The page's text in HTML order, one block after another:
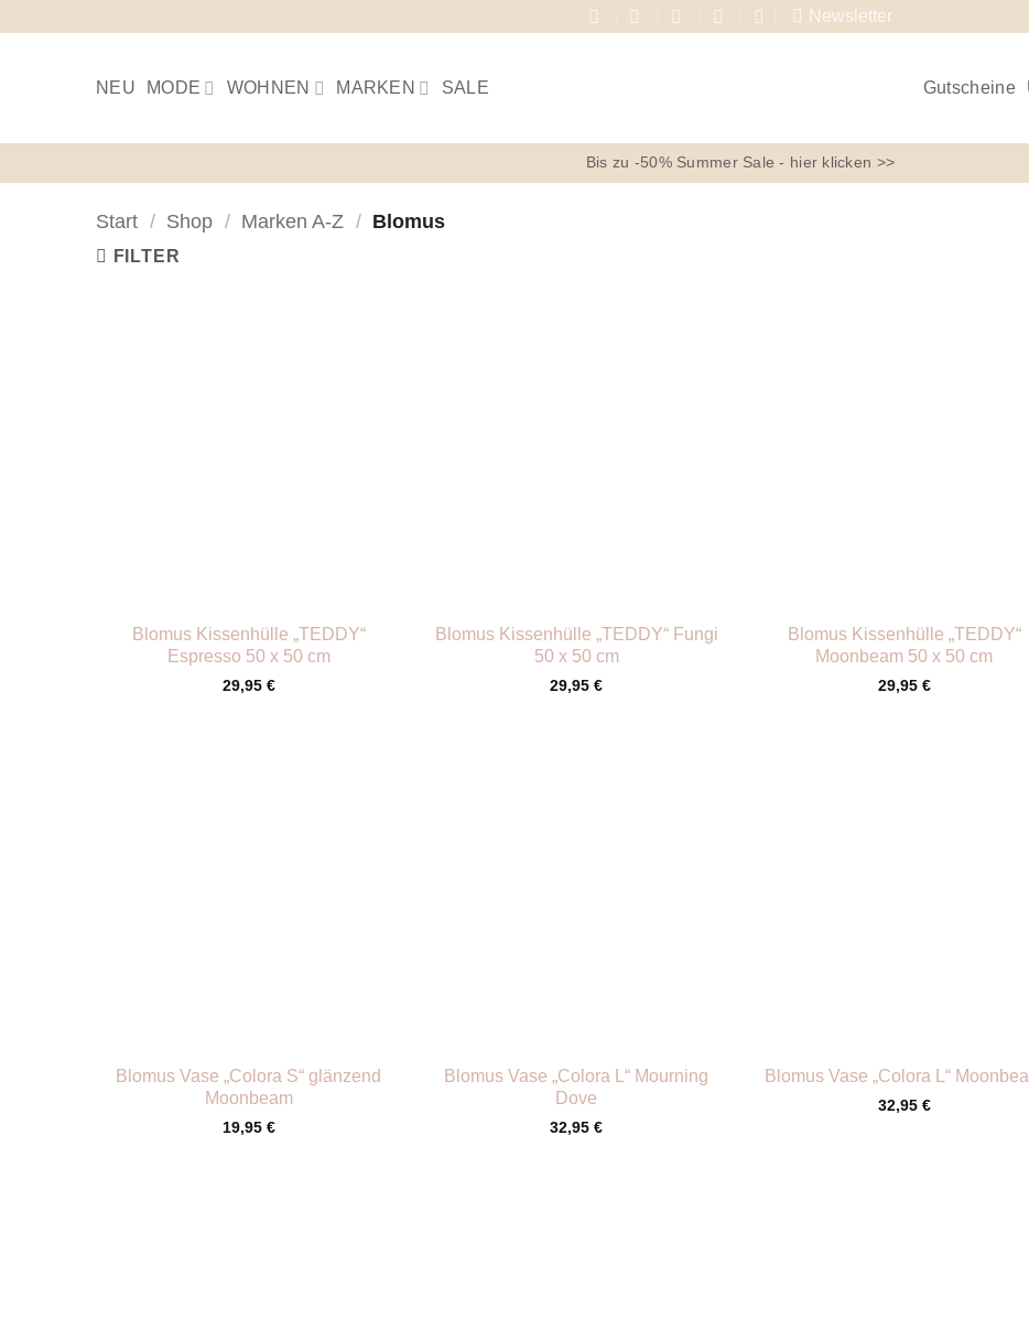
Newsletter
NEU MODE WOHNEN MARKEN SALE Gutscheine
Bis zu -50% Summer Sale - hier klicken >>
Start / Shop / Marken A-Z / Blomus
FILTER
Blomus Kissenhülle „TEDDY“
Espresso 50 x 50 cm
29,95 €
Blomus Kissenhülle „TEDDY“ Fungi
50 x 50 cm
29,95€
Blomus Kissenhülle „TEDDY“
Moonbeam 50 x 50 cm
29,95 €
Blomus Vase „Colora S“ glänzend
Moonbeam
19,95 €
Blomus Vase „Colora L“ Mourning
Dove
32,95€
Blomus Vase „Colora L“
32,95 €